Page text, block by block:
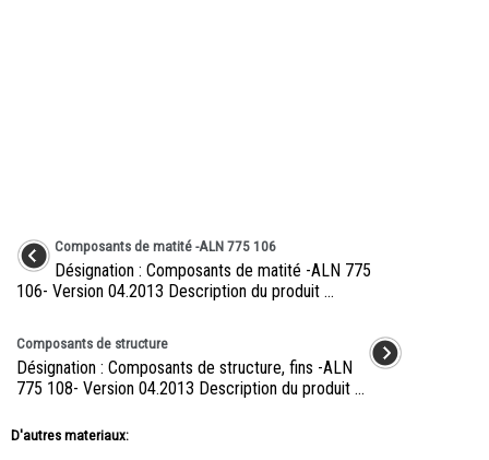
Composants de matité -ALN 775 106
Désignation : Composants de matité -ALN 775
106- Version 04.2013 Description du produit ...
Composants de structure
Désignation : Composants de structure, fins -ALN
775 108- Version 04.2013 Description du produit ...
D'autres materiaux: